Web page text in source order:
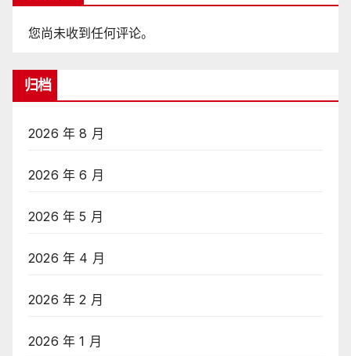
您尚未收到任何评论。
归档
2026 年 8 月
2026 年 6 月
2026 年 5 月
2026 年 4 月
2026 年 2 月
2026 年 1 月